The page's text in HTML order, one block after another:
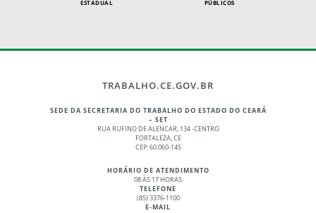
ESTADUAL
PÚBLICOS
TRABALHO.CE.GOV.BR
SEDE DA SECRETARIA DO TRABALHO DO ESTADO DO CEARÁ
– SET
RUA RUFINO DE ALENCAR, 134 -CENTRO
FORTALEZA, CE
CEP: 60.060-145
HORÁRIO DE ATENDIMENTO
08 ÀS 17 HORAS
TELEFONE
(85) 3376-1100
E-MAIL